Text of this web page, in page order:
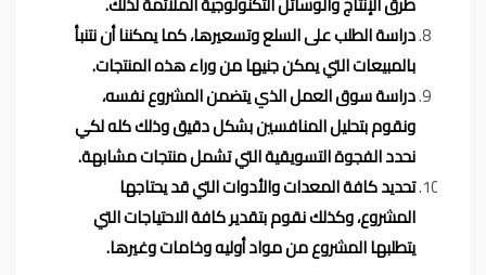
دراسة الطلب على السلع وتسعيرها، كما يمكننا أن نتنبأ
بالمبيعات التي يمكن جنيها من وراء هذه المنتجات.
دراسة سوق العمل الذي يتضمن المشروع نفسه،
ونقوم بتحليل المنافسين بشكل دقيق وذلك كله لكي
نحدد الفجوة التسويقية التي تشمل منتجات مشابهة.
تحديد كافة المعدات والأدوات التي قد يحتاجها
المشروع، وكذلك نقوم بتقدير كافة الاحتياجات التي
يتطلبها المشروع من مواد أوليه وخامات وغيرها.